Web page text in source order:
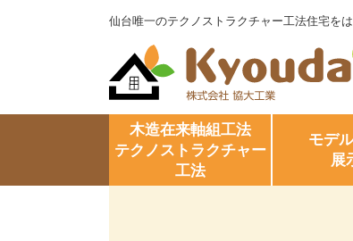
仙台唯一のテクノストラクチャー工法住宅を
木造在来軸組工法
テクノストラクチャー
工法
モデ
展